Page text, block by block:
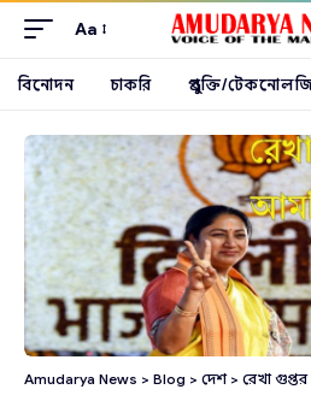
Aa
বিনোদন চাকরি প্রযুক্তি/
Amudarya News > Blog > দেশ> রেখা